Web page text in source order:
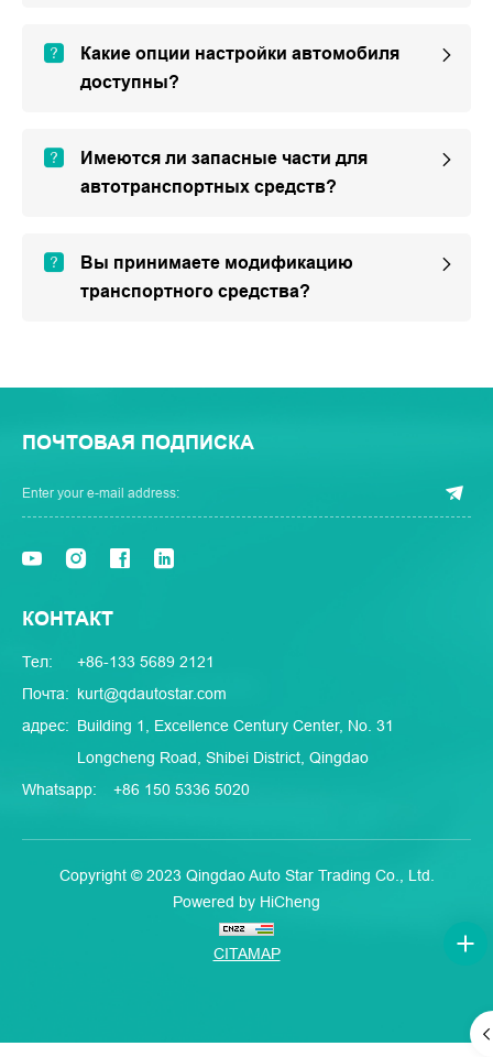
Какие опции настройки автомобиля
доступны?
Имеются ли запасные части для
автотранспортных средств?
Вы принимаете модификацию
транспортного средства?
ПОЧТОВАЯ ПОДПИСКА
КОНТАКТ
Тел:
+86-133 5689 2121
Почта: kurt@qdautostar.com
адрес: Building 1, Excellence Century Center, No. 31
Longcheng Road, Shibei District, Qingdao
Whatsapp:
+86 150 5336 5020
Copyright © 2023 Qingdao Auto Star Trading Co., Ltd.
Powered by HiCheng
CITAMAP